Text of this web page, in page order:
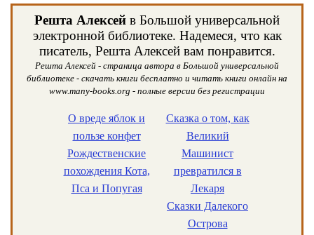
Решта Алексей в Большой универсальной
электронной библиотеке. Надемеся, что как
писатель, Решта Алексей вам понравится.
Решта Алексей - страница автора в Большой универсальной
библиотеке - скачать книги бесплатно и читать книги онлайн на
www.many-books.org - полные версии без регистрации
О вреде яблок и
пользе конфет
Рождественские
похождения Кота,
Пса и Попугая
Сказка о том, как
Великий
Машинист
превратился в
Лекаря
Сказки Далекого
Острова